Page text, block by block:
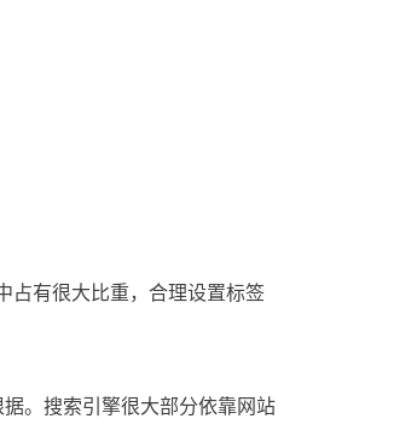
有很大比重，合理设置标签
。搜索引擎很大部分依靠网站